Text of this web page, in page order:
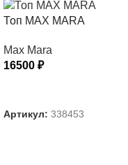
Топ MAX MARA
Max Mara
16500 ₽
Артикул: 338453